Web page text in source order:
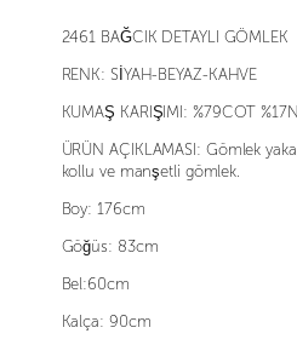
2461 BAĞCIK DETAYLI GÖMLEK
RENK: SİYAH-BEYAZ-KAHVE
KUMAŞ KARIŞIMI: %79COT
ÜRÜN AÇIKLAMASI: Gömlek
kollu ve manşetli gömlek.
Boy: 176cm
Göğüs: 83cm
Bel:60cm
Kalça: 90cm